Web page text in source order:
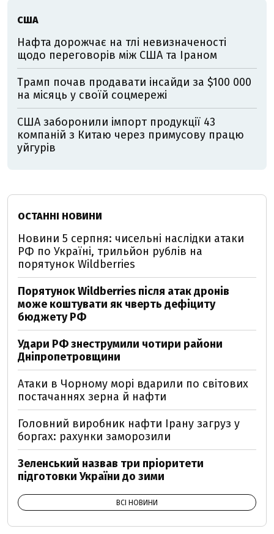
США
Нафта дорожчає на тлі невизначеності
щодо переговорів між США та Іраном
Трамп почав продавати інсайди за $100 000
на місяць у своїй соцмережі
США заборонили імпорт продукції 43
компаній з Китаю через примусову працю
уйгурів
ОСТАННІ НОВИНИ
Новини 5 серпня: чисельні наслідки атаки
РФ по Україні, трильйон рублів на
порятунок Wildberries
Порятунок Wildberries після атак дронів
може коштувати як чверть дефіциту
бюджету РФ
Удари РФ знеструмили чотири райони
Дніпропетровщини
Атаки в Чорному морі вдарили по світових
постачаннях зерна й нафти
Головний виробник нафти Ірану загруз у
боргах: рахунки заморозили
Зеленський назвав три пріоритети
підготовки України до зими
ВСІ НОВИНИ